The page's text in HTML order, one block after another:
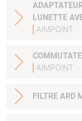
LUNETTE
AIMPOINT
AIMPOINT
FILTRE ARD